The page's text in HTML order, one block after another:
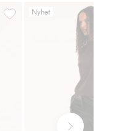
Brazilian-truse, Legg til i
Nyhet